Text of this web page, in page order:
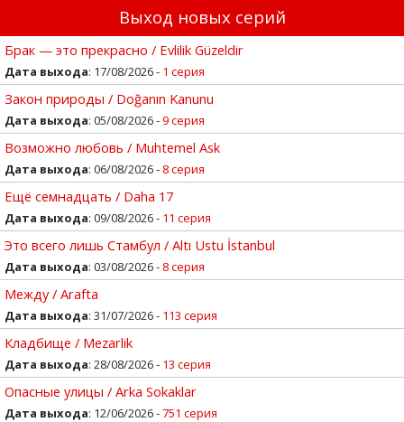
Выход новых серий
Брак — это прекрасно / Evlilik Güzeldir
Дата выхода: 17/08/2026 - 1 серия
Закон природы / Doğanın Kanunu
Дата выхода: 05/08/2026 -9 серия
Возможно любовь / Muhtemel Ask
Дата выхода: 06/08/2026 - 8 серия
Ещё семнадцать / Daha 17
Дата выхода: 09/08/2026 - 11 серия
Это всего лишь Стамбул / Altı Ustu İstanbul
Дата выхода: 03/08/2026 - 8 серия
Между / Arafta
Дата выхода: 31/07/2026 - 113 серия
Кладбище / Mezarlik
Дата выхода: 28/08/2026 - 13 серия
Опасные улицы / Arka Sokaklar
Дата выхода: 12/06/2026 -751 серия